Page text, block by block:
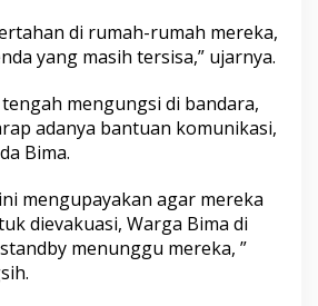
di rumah-rumah mereka,
yang masih tersisa,” ujarnya.
mengungsi di bandara,
adanya bantuan komunikasi,
Bima.
mengupayakan agar mereka
dievakuasi, Warga Bima di
menunggu mereka, ”